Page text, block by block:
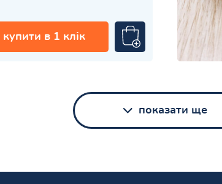
купити в 1 клік
показати ще